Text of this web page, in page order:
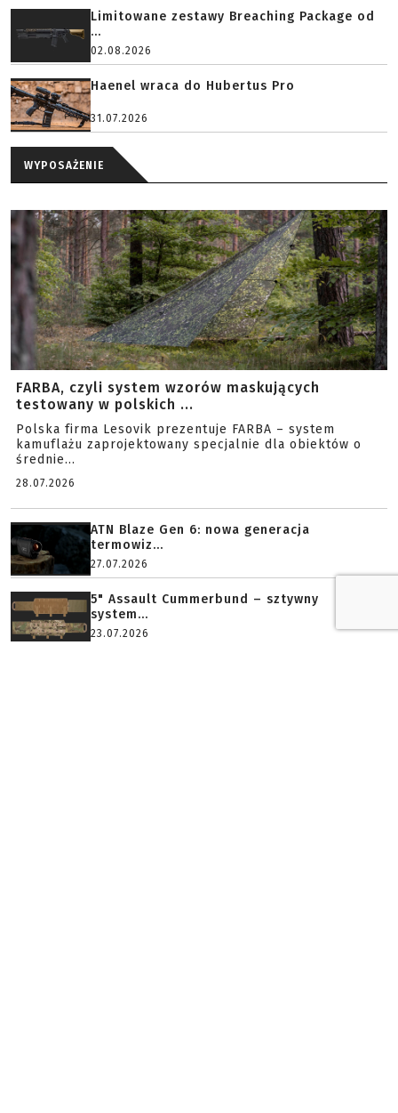
Limitowane zestawy Breaching Package od
...
02.08.2026
Haenel wraca do Hubertus Pro
31.07.2026
WYPOSAŻENIE
FARBA, czyli system wzorów maskujących
testowany w polskich ...
Polska firma Lesovik prezentuje FARBA – system
kamuflażu zaprojektowany specjalnie dla obiektów o
średnie...
28.07.2026
ATN Blaze Gen 6: nowa generacja
termowiz...
27.07.2026
5" Assault Cummerbund – sztywny
system...
23.07.2026